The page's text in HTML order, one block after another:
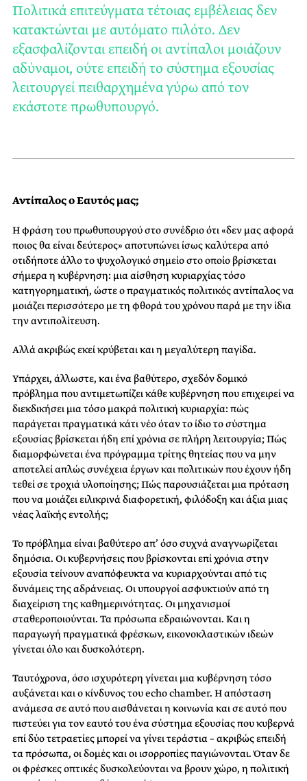
Πολιτικά επιτεύγματα τέτοιας εμβέλειας δεν
κατακτώνται με αυτόματο πιλότο. Δεν
εξασφαλίζονται επειδή οι αντίπαλοι μοιάζουν
αδύναμοι, ούτε επειδή το σύστημα εξουσίας
λειτουργεί πειθαρχημένα γύρω από τον
εκάστοτε πρωθυπουργό.
Αντίπαλος ο Εαυτός μας;
Η φράση του πρωθυπουργού στο συνέδριο ότι «δεν μας αφορά
ποιος θα είναι δεύτερος» αποτυπώνει ίσως καλύτερα από
οτιδήποτε άλλο το ψυχολογικό σημείο στο οποίο βρίσκεται
σήμερα η κυβέρνηση: μια αίσθηση κυριαρχίας τόσο
κατηγορηματική, ώστε ο πραγματικός πολιτικός αντίπαλος να
μοιάζει περισσότερο με τη φθορά του χρόνου παρά με την ίδια
την αντιπολίτευση.
Αλλά ακριβώς εκεί κρύβεται και η μεγαλύτερη παγίδα.
Υπάρχει, άλλωστε, και ένα βαθύτερο, σχεδόν δομικό
πρόβλημα που αντιμετωπίζει κάθε κυβέρνηση που επιχειρεί να
διεκδικήσει μια τόσο μακρά πολιτική κυριαρχία: πώς
παράγεται πραγματικά κάτι νέο όταν το ίδιο το σύστημα
εξουσίας βρίσκεται ήδη επί χρόνια σε πλήρη λειτουργία; Πώς
διαμορφώνεται ένα πρόγραμμα τρίτης θητείας που να μην
αποτελεί απλώς συνέχεια έργων και πολιτικών που έχουν ήδη
τεθεί σε τροχιά υλοποίησης; Πώς παρουσιάζεται μια πρόταση
που να μοιάζει ειλικρινά διαφορετική, φιλόδοξη και άξια μιας
νέας λαϊκής εντολής;
Το πρόβλημα είναι βαθύτερο απ’ όσο συχνά αναγνωρίζεται
δημόσια. Οι κυβερνήσεις που βρίσκονται επί χρόνια στην
εξουσία τείνουν αναπόφευκτα να κυριαρχούνται από τις
δυνάμεις της αδράνειας. Οι υπουργοί ασφυκτιούν από τη
διαχείριση της καθημερινότητας. Οι μηχανισμοί
σταθεροποιούνται. Τα πρόσωπα εδραιώνονται. Και η
παραγωγή πραγματικά φρέσκων, εικονοκλαστικών ιδεών
γίνεται όλο και δυσκολότερη.
Ταυτόχρονα, όσο ισχυρότερη γίνεται μια κυβέρνηση τόσο
αυξάνεται και ο κίνδυνος του echo chamber. Η απόσταση
ανάμεσα σε αυτό που αισθάνεται η κοινωνία και σε αυτό που
πιστεύει για τον εαυτό του ένα σύστημα εξουσίας που κυβερνά
επί δύο τετραετίες μπορεί να γίνει τεράστια – ακριβώς επειδή
τα πρόσωπα, οι δομές και οι ισορροπίες παγιώνονται. Όταν δε
οι φρέσκες οπτικές δυσκολεύονται να βρουν χώρο, η πολιτική